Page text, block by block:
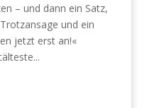
– und dann ein Satz,
und ein
jetzt erst an!«